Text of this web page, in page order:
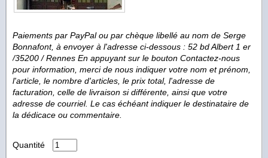
Paiements par PayPal ou par chèque libellé au nom de Serge
Bonnafont, à envoyer à l'adresse ci-dessous : 52 bd Albert 1 er
/35200 / Rennes En appuyant sur le bouton Contactez-nous
pour information, merci de nous indiquer votre nom et prénom,
l'article, le nombre d'articles, le prix total, l'adresse de
facturation, celle de livraison si différente, ainsi que votre
adresse de courriel. Le cas échéant indiquer le destinataire de
la dédicace ou commentaire.
Quantité